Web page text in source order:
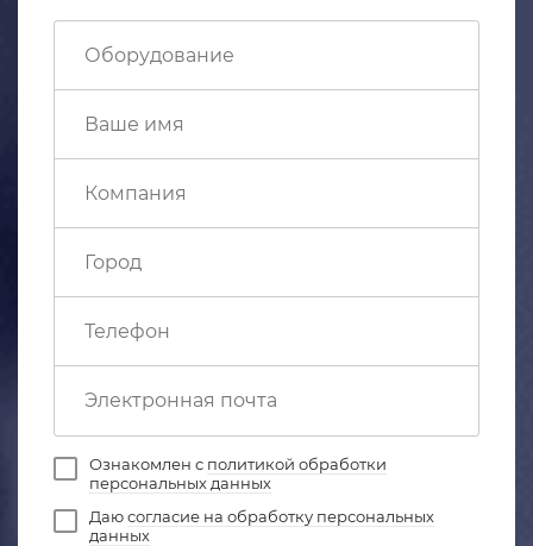
Ознакомлен с политикой обработки
персональных данных
Даюсогласие на обработку персональных
данных